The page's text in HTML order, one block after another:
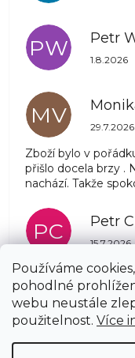
Používáme
pohodlné
webu neustále
použitelnost. Více
PW Petr
1.8.2026
MV 29.7.2026
Zboží bylo v
přišlo docela brzy .
nachází. Takže
PC Petr
15.7.2026
Copyright 2026